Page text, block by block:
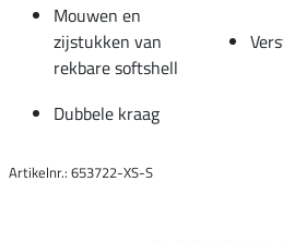
Mouwen en
zijstukken van
rekbare softshell
Dubbele kraag
Artikelnr.: 653722-XS-S